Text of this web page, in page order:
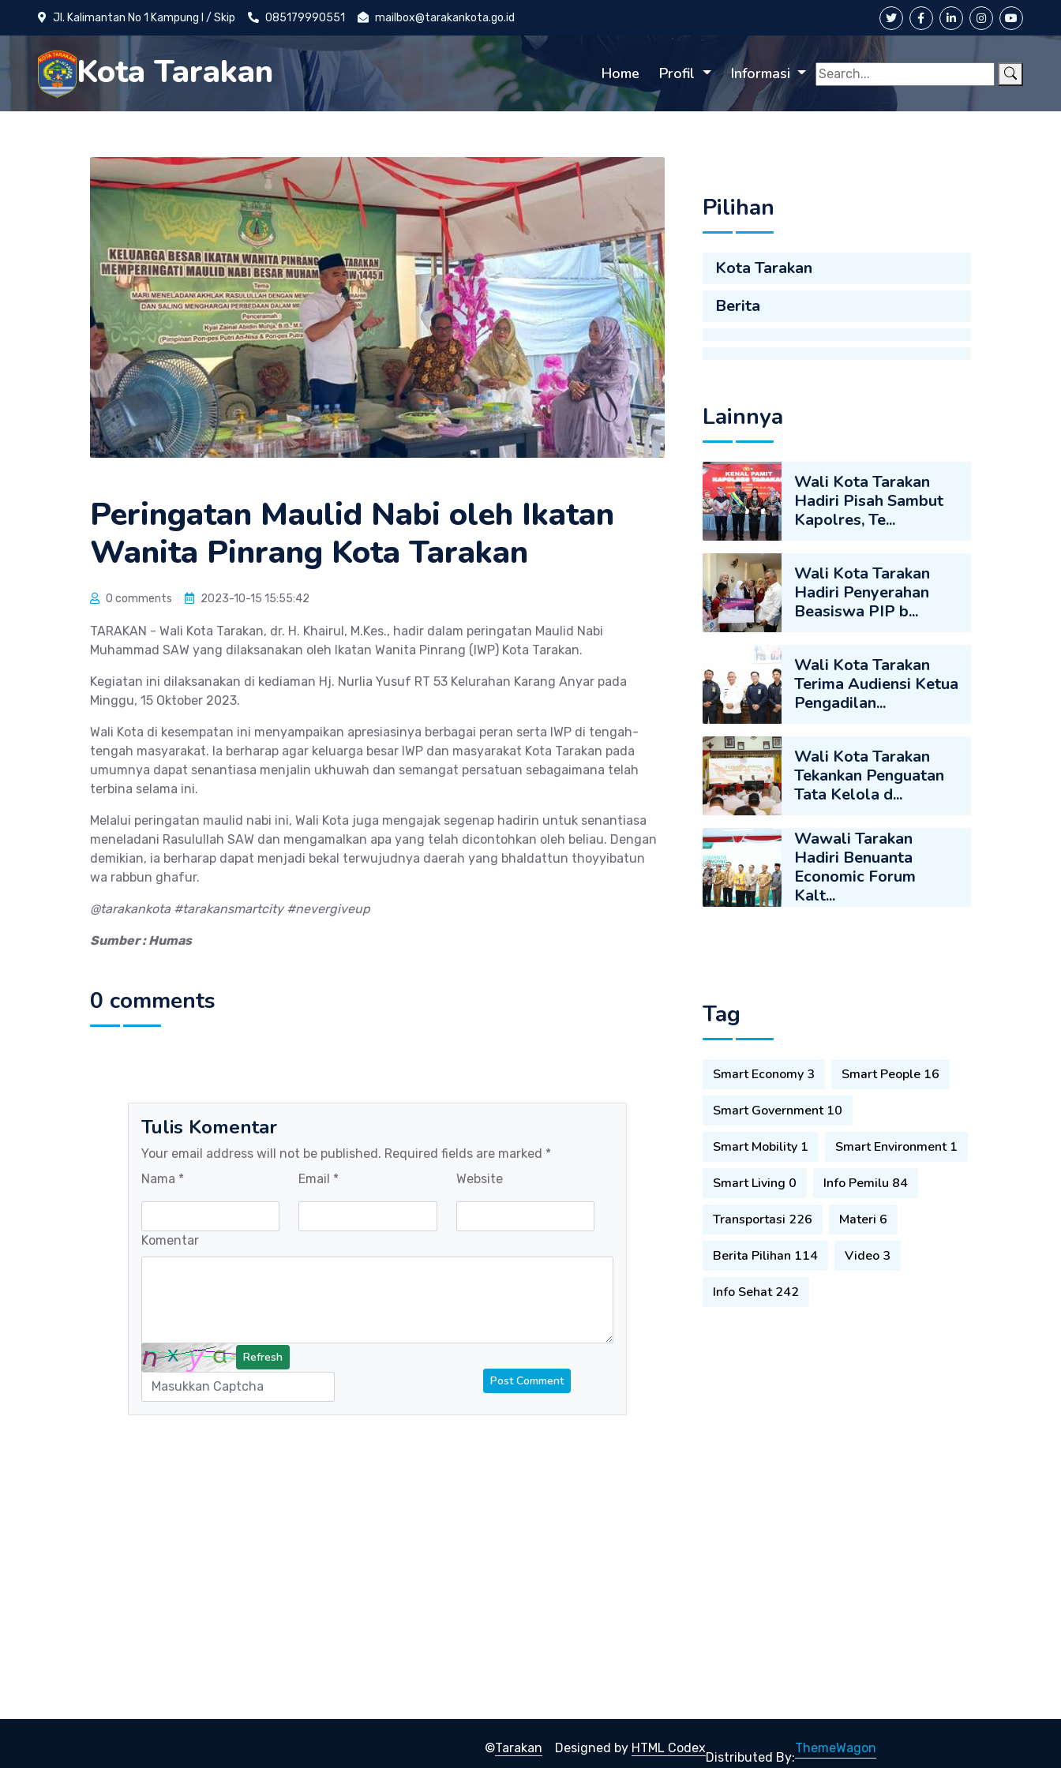
Jl. Kalimantan No 1 Kampung I / Skip 085179990551 mailbox@tarakankota.go.id
Kota Tarakan Home Profil Informasi
Peringatan Maulid Nabi oleh Ikatan
Wanita Pinrang Kota Tarakan
0 comments 2023-10-15 15:55:42
TARAKAN - Wali Kota Tarakan, dr. H. Khairul, M.Kes., hadir dalam peringatan Maulid Nabi
Muhammad SAW yang dilaksanakan oleh Ikatan Wanita Pinrang (IWP) Kota Tarakan.
Kegiatan ini dilaksanakan di kediaman Hj. Nurlia Yusuf RT 53 Kelurahan Karang Anyar pada
Minggu, 15 Oktober 2023.
Wali Kota di kesempatan ini menyampaikan apresiasinya berbagai peran serta IWP di tengah-
tengah masyarakat. Ia berharap agar keluarga besar IWP dan masyarakat Kota Tarakan pada
umumnya dapat senantiasa menjalin ukhuwah dan semangat persatuan sebagaimana telah
terbina selama ini.
Melalui peringatan maulid nabi ini, Wali Kota juga mengajak segenap hadirin untuk senantiasa
meneladani Rasulullah SAW dan mengamalkan apa yang telah dicontohkan oleh beliau. Dengan
demikian, ia berharap dapat menjadi bekal terwujudnya daerah yang bhaldattun thoyyibatun
wa rabbun ghafur.
@tarakankota #tarakansmartcity #nevergiveup
Sumber : Humas
0 comments
Tulis Komentar
Your email address will not be published. Required fields are marked *
Nama *
Email * Website
Komentar
Refresh
Pilihan
Kota Tarakan
Berita
Lainnya
Wali Kota Tarakan
Hadiri Pisah Sambut
Kapolres, Te...
Wali Kota Tarakan
Hadiri Penyerahan
Beasiswa PIP b...
Wali Kota Tarakan
Terima Audiensi Ketua
Pengadilan...
Wali Kota Tarakan
Tekankan Penguatan
Tata Kelola d...
Wawali Tarakan
Hadiri Benuanta
Economic Forum
Kalt...
Tag
Smart Economy 3 Smart People 16
Smart Government 10
Smart Mobility 1 Smart Environment 1
Smart Living 0 Info Pemilu 84
Transportasi 226 Materi 6
Berita Pilihan 114 Video 3
Info Sehat 242
©Tarakan Designed by HTML Codex
Distributed By:
ThemeWagon